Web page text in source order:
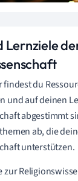
Lernziele
du
und auf deinen
abgestimmt
ab, die
unterstützen.
zur